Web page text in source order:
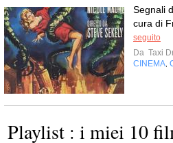
Segnali
cura di
seguito
Da Taxi
CINEMA
Playlist : i miei 10